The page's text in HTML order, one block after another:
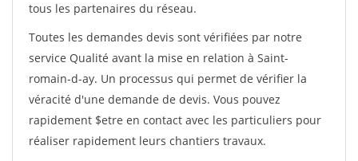
tous les partenaires du réseau.
Toutes les demandes devis sont vérifiées par notre
service Qualité avant la mise en relation à Saint-
romain-d-ay. Un processus qui permet de vérifier la
véracité d'une demande de devis. Vous pouvez
rapidement $etre en contact avec les particuliers pour
réaliser rapidement leurs chantiers travaux.